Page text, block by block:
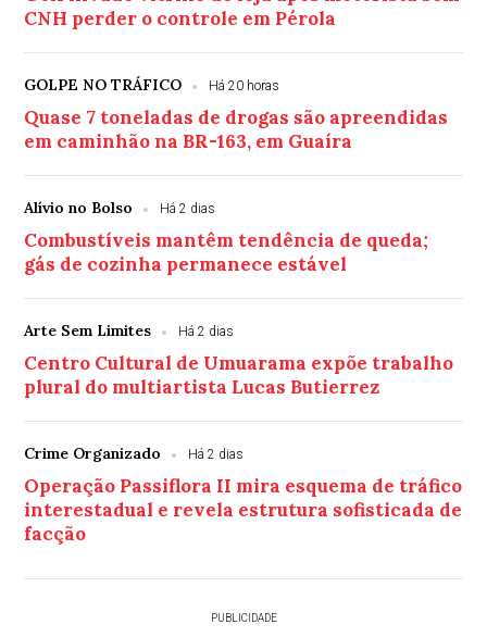
CNH perder o controle em Pérola
GOLPE NO TRÁFICO Há 20 horas
Quase 7 toneladas de drogas são apreendidas
em caminhão na BR-163, em Guaíra
Alívio no Bolso Há 2 dias
Combustíveis mantêm tendência de queda;
gás de cozinha permanece estável
Arte Sem Limites Há 2 dias
Centro Cultural de Umuarama expõe trabalho
plural do multiartista Lucas Butierrez
Crime Organizado Há 2 dias
Operação Passiflora II mira esquema de tráfico
interestadual e revela estrutura sofisticada de
facção
PUBLICIDADE